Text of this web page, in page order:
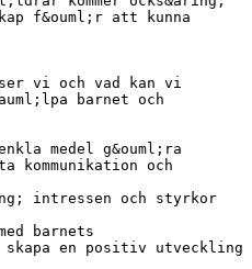
f&ouml;r att kunna
vi och vad kan vi
barnet och
medel g&ouml;ra
kommunikation och
intressen och styrkor
barnets
en positiv utveckling